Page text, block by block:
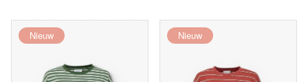
Nieuw Nieuw